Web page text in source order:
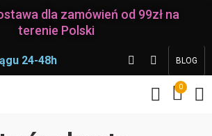
dla zamówień od 99zł na
terenie Polski
24-48h BLOG
0